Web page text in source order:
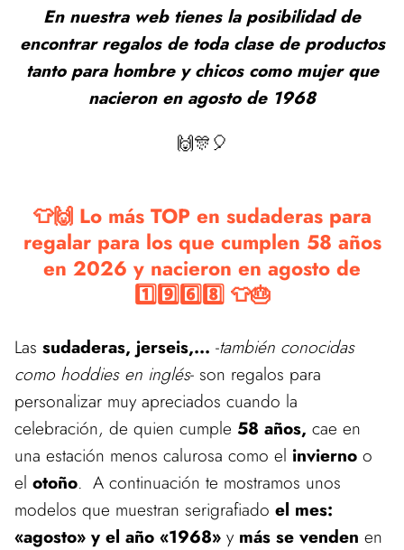
En nuestra web tienes la posibilidad de
encontrar regalos de toda clase de productos
tanto para hombre y chicos como mujer que
nacieron en agosto de 1968
🙌🎊🎈
👕🙌 Lo más TOP en sudaderas para
regalar para los que cumplen 58 años
en 2026 y nacieron en agosto de
1️⃣9️⃣6️⃣8️⃣ 👕🎂
Las sudaderas, jerseis,... -también conocidas
como hoddies en inglés- son regalos para
personalizar muy apreciados cuando la
celebración, de quien cumple 58 años, cae en
una estación menos calurosa como el invierno o
el otoño. A continuación te mostramos unos
modelos que muestran serigrafiado el mes:
«agosto» y el año «1968» y más se venden en